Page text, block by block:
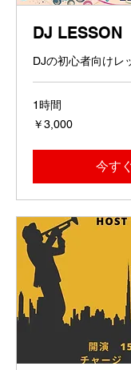
DJ LESSON
DJの初心者向けレ
1時間
3,000
円
￥3,000
今す